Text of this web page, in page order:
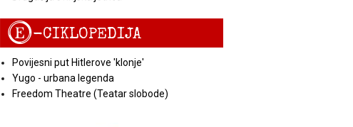
E-CIKLOPEDIJA
Povijesni put Hitlerove 'klonje'
Yugo - urbana legenda
Freedom Theatre (Teatar slobode)